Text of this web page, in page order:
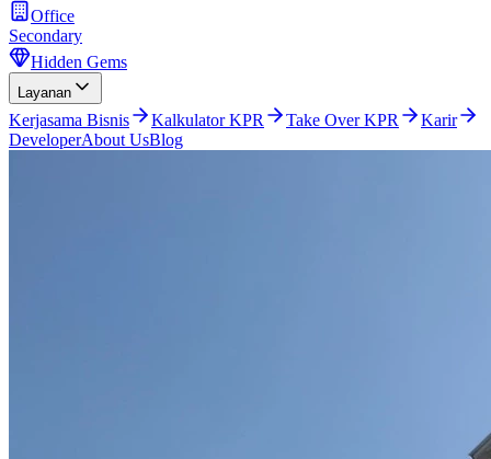
Office
Secondary
Hidden Gems
Layanan
Kerjasama Bisnis Kalkulator KPR Take Over KPR
Karir
DeveloperAbout UsBlog